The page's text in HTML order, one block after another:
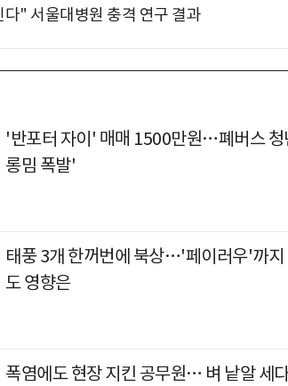
" 서울대병원 충격 연구 결과
'반포터 자이' 매매 1500만원…폐버스
롱밈 폭발'
태풍 3개 한꺼번에 북상…'페이러우'까지
도 영향은
폭염에도 현장 지킨 공무원… 벼 낱알 세